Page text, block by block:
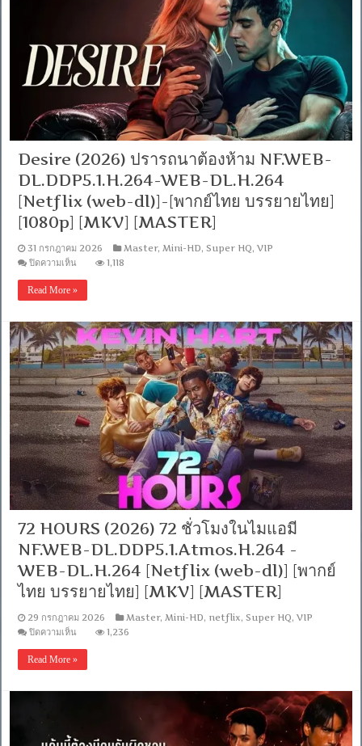
เดอะ
มัมมี่
[เสียง
DD+
5.1.Atmos
/
พากย์
ไทย
DD+
5.1
Master
แท้.]
[บรรยาย:
อังกฤษ
Master]
[MASTER]
Desire (2026) ปรารถนาต้องห้าม NF.WEB-
DL.DDP5.1.H.264-WEB-DL.H.264
[Netflix (web-dl)]-[พากย์ไทย บรรยายไทย]
[1080p] [MKV] [MASTER]
31 กรกฎาคม 2026 Master, Mini-HD,Super HQ,VIP
ปิดความเห็น
ปรารถนา
ห้าม
NF.WEB-
DL.DDP5.1.H.264-
WEB-
DL.H.264
[Netflix
(web-
dl)]-
[พากย์
ไทย
บรรยาย
ไทย]
[1080p]
[MKV]
[MASTER]
1,118
Read More »
72 HOURS (2026) 72 ชั่วโมงในไมแอมี
NF.WEB-DL.DDP5.1.Atmos.H.264 -
WEB-DL.H.264 [Netflix (web-dl)] [พากย์
ไทย บรรยายไทย] [MKV] [MASTER]
29 กรกฎาคม 2026 Master, Mini-HD, netflix,Super HQ,VIP
ปิดความเห็น
(2026)
ชั่ว
1,236
Read More »